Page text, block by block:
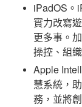
iPadOS。
實力改寫
更多事。
操控、組
Apple
慧系統，
務，並將